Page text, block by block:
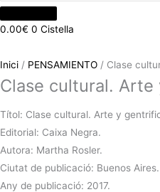
0.00€ 0 Cistella
Inici / PENSAMIENTO / Clase
Clase cultural.
Títol: Clase cultural. Arte y
Editorial: Caixa Negra.
Autora: Martha Rosler.
Ciutat de publicació: Buenos Aires.
Any de publicació: 2017.